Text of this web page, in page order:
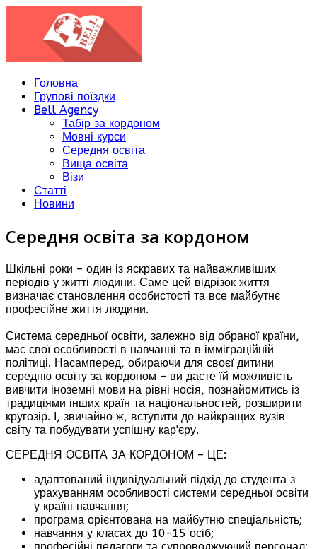
Головна
Групові поїздки
Bell Agency
Табір за кордоном
Мовні курси
Середня освіта
Вища освіта
Візи
Статті
Новини
Середня освіта за кордоном
Шкільні роки – один із яскравих та найважливіших
періодів у житті людини. Саме цей відрізок життя
визначає становлення особистості та все майбутнє
професійне життя людини.
Система середньої освіти, залежно від обраної країни,
має свої особливості в навчанні та в імміграційній
політиці. Насамперед, обираючи для своєї дитини
середню освіту за кордоном – ви даєте їй можливість
вивчити іноземні мови на рівні носія, познайомитись із
традиціями інших країн та національностей, розширити
кругозір. І, звичайно ж, вступити до найкращих вузів
світу та побудувати успішну кар'єру.
СЕРЕДНЯ ОСВІТА ЗА КОРДОНОМ – ЦЕ:
адаптований індивідуальний підхід до студента з
урахуванням особливості системи середньої освіти
у країні навчання;
програма орієнтована на майбутню спеціальність;
навчання у класах до 10-15 осіб;